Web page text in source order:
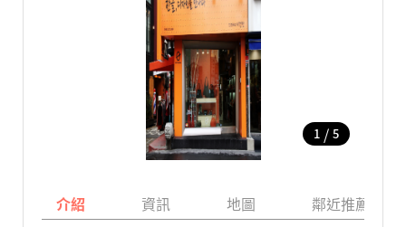
1 / 5
介紹 資訊 地圖 鄰近推薦景點